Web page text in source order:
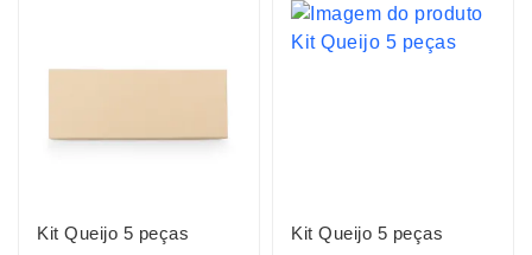
Kit Queijo 5 peças Kit Queijo 5 peças